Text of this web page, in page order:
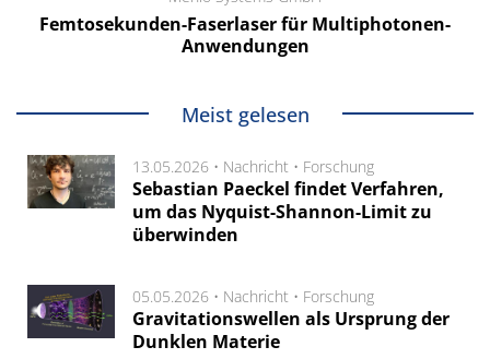
Femtosekunden-Faserlaser für Multiphotonen-
Anwendungen
Meist gelesen
13.05.2026 • Nachricht • Forschung
Sebastian Paeckel findet Verfahren,
um das Nyquist-Shannon-Limit zu
überwinden
05.05.2026 • Nachricht • Forschung
Gravitationswellen als Ursprung der
Dunklen Materie